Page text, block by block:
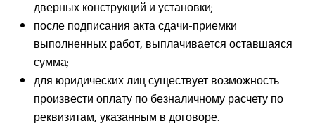
дверных конструкций и установки;
после подписания акта сдачи-приемки
выполненных работ, выплачивается оставшаяся
сумма;
для юридических лиц существует возможность
произвести оплату по безналичному расчету по
реквизитам, указанным в договоре.